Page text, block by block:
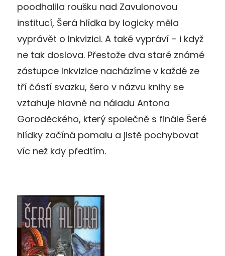
poodhalila roušku nad Zavulonovou
institucí, Šerá hlídka by logicky měla
vyprávět o Inkvizici. A také vypráví – i když
ne tak doslova. Přestože dva staré známé
zástupce Inkvizice nacházíme v každé ze
tří částí svazku, šero v názvu knihy se
vztahuje hlavně na náladu Antona
Goroděckého, který společně s finále Šeré
hlídky začíná pomalu a jistě pochybovat
víc než kdy předtím.